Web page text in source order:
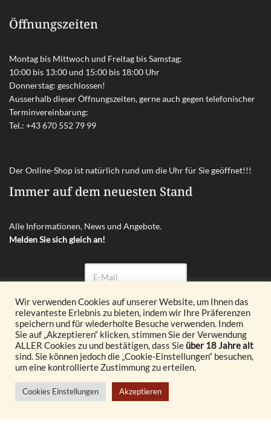
Öffnungszeiten
Montag bis Mittwoch und Freitag bis Samstag:
10:00 bis 13:00 und 15:00 bis 18:00 Uhr
Donnerstag: geschlossen!
Ausserhalb dieser Öffnungszeiten, gerne auch gegen telefonischer
Terminvereinbarung:
Tel.: +43 670 552 79 99
Der Online-Shop ist natürlich rund um die Uhr für Sie geöffnet!!!
Immer auf dem neuesten Stand
Alle Informationen, News und Angebote.
Melden Sie sich gleich an!
Abonnieren
© 2026 Glöckl OG. All Rights Reserved.
Realisiert durch
Wir verwenden Cookies auf unserer Website, um Ihnen das
relevanteste Erlebnis zu bieten, indem wir Ihre Präferenzen
speichern und für wiederholte Besuche verwenden. Indem
Sie auf „Akzeptieren“ klicken, stimmen Sie der Verwendung
ALLER Cookies zu und bestätigen, dass Sie über 18 Jahre alt
sind. Sie können jedoch die „Cookie-Einstellungen“ besuchen,
um eine kontrollierte Zustimmung zu erteilen.
Cookies Einstellungen Akzeptieren